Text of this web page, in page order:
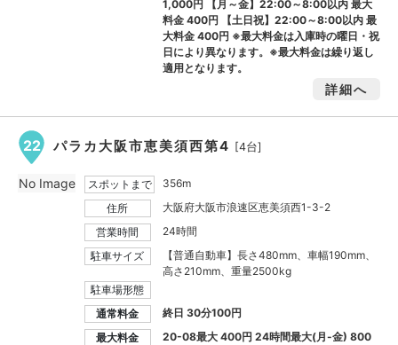
1,000円
【月～金】22:00～8:00以内 最大
料金400円
【土日祝】22:00～8:00以内 最
大料金400円 ※最大料金は入庫時の曜日・祝
日により異なります。※最大料金は繰り返し
適用となります。
詳細へ
22 パラカ大阪市恵美須西第4 [4台]
スポットまで
356m
住所
大阪府大阪市浪速区恵美須西1-3-2
営業時間
24時間
駐車サイズ
【普通自動車】長さ480mm、車幅190mm、
高さ210mm、重量2500kg
駐車場形態
通常料金
終日 30分100円
最大料金
20-08最大400円24時間最大(月-金)800
No Image